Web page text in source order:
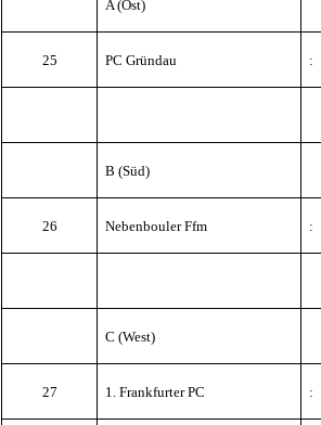
A (Ost)
25 PC Gründau :
B (Süd)
26 Nebenbouler Ffm :
C (West)
27 1. Frankfurter PC :